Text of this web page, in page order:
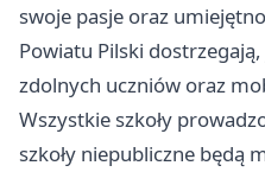
swoje pasje oraz
Powiatu Pilski
zdolnych uczniów oraz
Wszystkie szkoły
szkoły niepubliczne będą